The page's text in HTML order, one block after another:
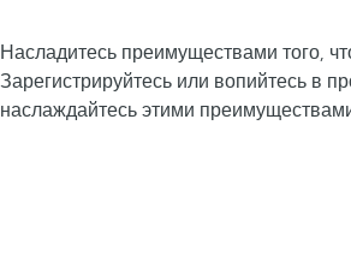
Насладитесь преимуществами того,
Зарегистрируйтесь или вопийтесь в
наслаждайтесь этими